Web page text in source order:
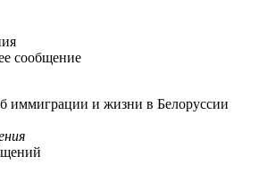
сообщение
иммиграции и жизни в Белоруссии